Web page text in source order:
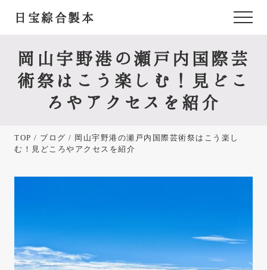
content
sidebar
日宝綜合製本
か
た
印
帳
は
Menu
岡山宇野港の瀬戸内国際芸
術祭はこう楽しむ！見どこ
ろやアクセスを紹介
TOP / ブログ / 岡山宇野港の瀬戸内国際芸術祭はこう楽し
む！見どころやアクセスを紹介